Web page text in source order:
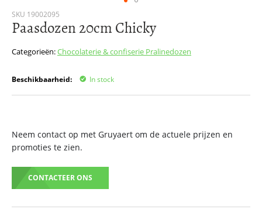
SKU 19002095
Paasdozen 20cm Chicky
Categorieën:Chocolaterie & confiserie Pralinedozen
Beschikbaarheid: In stock
Neem contact op met Gruyaert om de actuele prijzen en
promoties te zien.
CONTACTEER ONS
Ga
naar
begin
afbeeldingen-
gallerij